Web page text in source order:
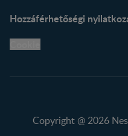
Hozzáférhetőségi
Copyright @ 2026